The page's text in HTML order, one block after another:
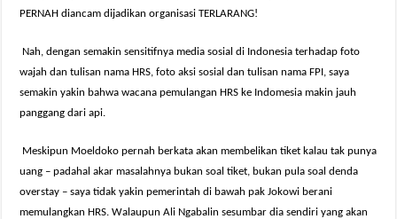
PERNAH diancam dijadikan organisasi TERLARANG!
Nah, dengan semakin sensitifnya media sosial di Indonesia terhadap foto
wajah dan tulisan nama HRS, foto aksi sosial dan tulisan nama FPI, saya
semakin yakin bahwa wacana pemulangan HRS ke Indomesia makin jauh
panggang dari api.
Meskipun Moeldoko pernah berkata akan membelikan tiket kalau tak punya
uang – padahal akar masalahnya bukan soal tiket, bukan pula soal denda
overstay – saya tidak yakin pemerintah di bawah pak Jokowi berani
memulangkan HRS. Walaupun Ali Ngabalin sesumbar dia sendiri yang akan